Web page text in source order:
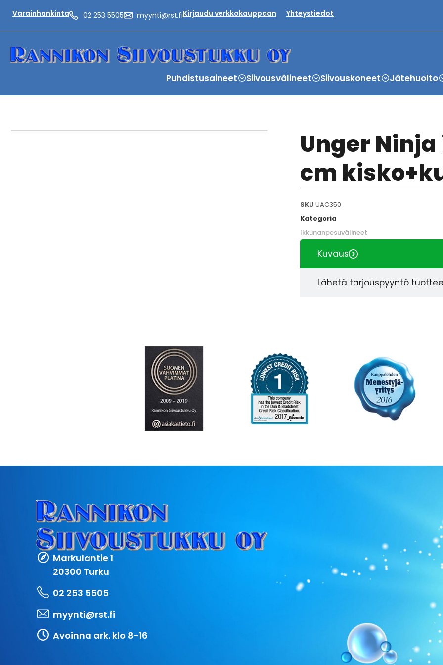
Varainhankinta 02 253 5505 myynti@rst.fiKirjaudu verkkokauppaan Yhteystiedot
Puhdistusaineet Siivousvälineet Siivouskoneet Jätehuolto
Unger
cm
SKU UAC350
Kategoria
Ikkunanpesuvälineet
Kuvaus
Lähetä tarjouspyyntö
Markulantie 1
20300 Turku
02 253 5505
myynti@rst.fi
Avoinna ark. klo 8-16